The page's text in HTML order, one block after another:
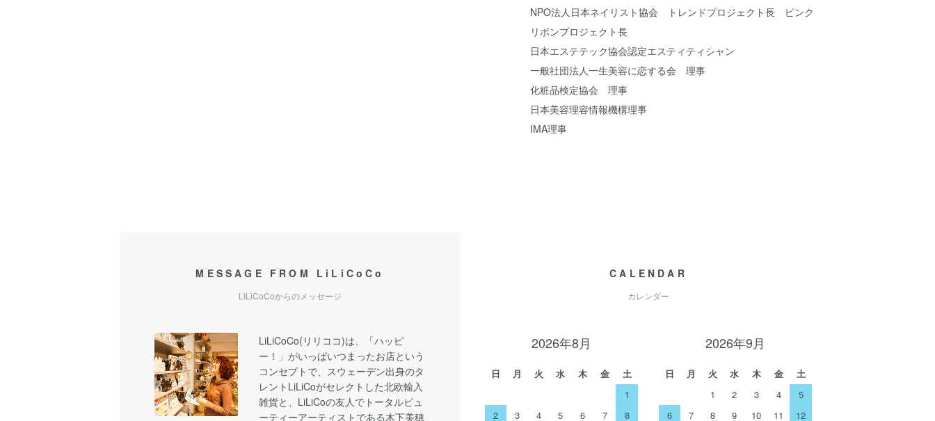
NPO法人日本ネイリスト協会 トレンドプロジェクト長 ピンク
リボンプロジェクト長
日本エステテック協会認定エスティティシャン
一般社団法人一生美容に恋する会 理事
化粧品検定協会 理事
日本美容理容情報機構理事
IMA理事
MESSAGE FROM LiLiCoCo
LiLiCoCoからのメッセージ
LiLiCoCo(リリココ)は、「ハッピ
ー！」がいっぱいつまったお店という
コンセプトで、スウェーデン出身のタ
レントLiLiCoがセレクトした北欧輸入
雑貨と、LiLiCoの友人でトータルビュ
ーティーアーティストである木下美穂
CALENDAR
カレンダー
2026年8月
日 月 火 水 木 金
土
1
2
3 4 5 6 7
8
2026年9月
日 月 火 水 木 金
土
1
2 3 4
5
6
7 8 9 10 11
12